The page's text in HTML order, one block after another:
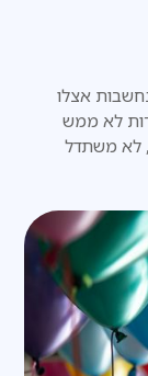
אצלו
לא ממש
לא משתדל